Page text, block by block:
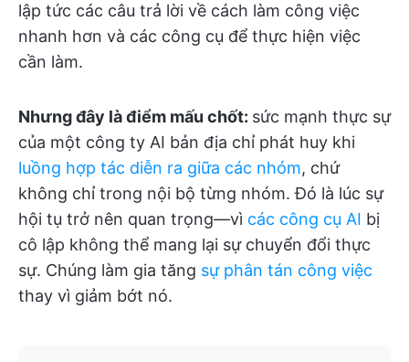
lập tức các câu trả lời về cách làm công việc
nhanh hơn và các công cụ để thực hiện việc
cần làm.
Nhưng đây là điểm mấu chốt: sức mạnh thực sự
của một công ty AI bản địa chỉ phát huy khi
luồng hợp tác diễn ra giữa các nhóm, chứ
không chỉ trong nội bộ từng nhóm. Đó là lúc sự
hội tụ trở nên quan trọng—vì các công cụ AI bị
cô lập không thể mang lại sự chuyển đổi thực
sự. Chúng làm gia tăng sự phân tán công việc
thay vì giảm bớt nó.